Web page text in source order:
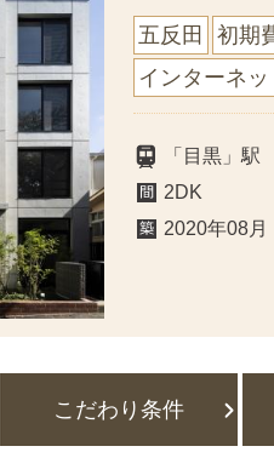
五反田
初期
インターネ
「目黒」
2DK
2020年08月
こだわり条件